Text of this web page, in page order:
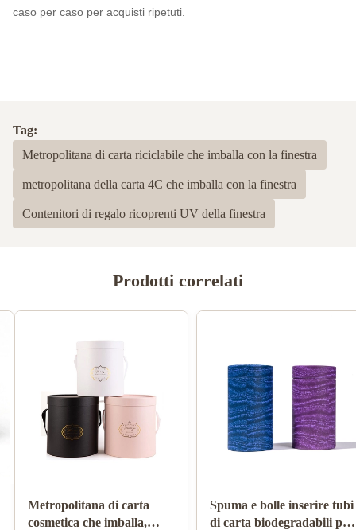
caso per caso per acquisti ripetuti.
Tag:
Metropolitana di carta riciclabile che imballa con la finestra
metropolitana della carta 4C che imballa con la finestra
Contenitori di regalo ricoprenti UV della finestra
Prodotti correlati
Il cilindro ha ondulato la
metropolitana di carta
Imballaggio per alimenti
della metropolitana della